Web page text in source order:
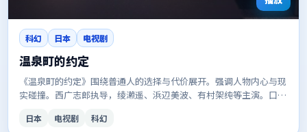
科幻 日本 电视剧
温泉町的约定
《温泉町的约定》围绕普通人的选择与代价展开。强调人物内心与现
实碰撞。西广志郎执导，绫濑遥、浜辺美波、有村架纯等主演。口碑
日本 电视剧 科幻